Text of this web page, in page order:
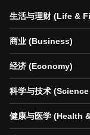
生活与理财 (Life &
商业 (Business)
经济 (Economy)
科学与技术
健康与医学 (Health